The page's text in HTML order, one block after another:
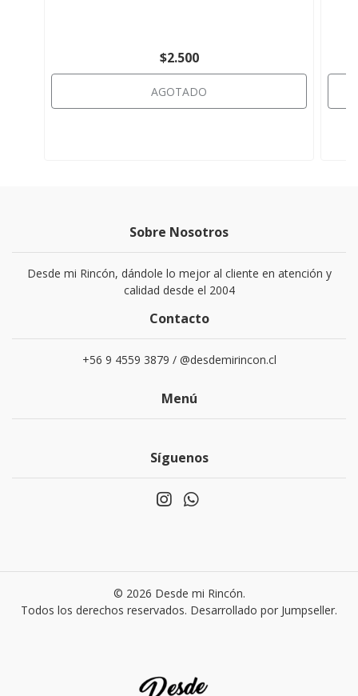
$2.500
AGOTADO
Sobre Nosotros
Desde mi Rincón, dándole lo mejor al cliente en atención y
calidad desde el 2004
Contacto
+56 9 4559 3879 / @desdemirincon.cl
Menú
Síguenos
© 2026 Desde mi Rincón.
Todos los derechos reservados. Desarrollado por Jumpseller.